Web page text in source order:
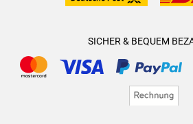
SICHER & BEQUEM